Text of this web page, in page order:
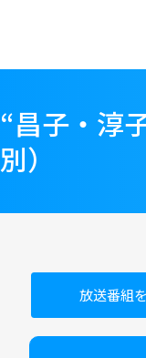
“昌子・淳
別）
放送番組